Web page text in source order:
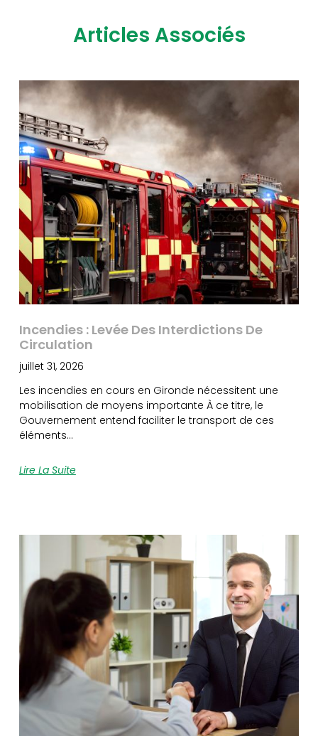
Articles Associés
Incendies : Levée Des Interdictions De
Circulation
juillet 31, 2026
Les incendies en cours en Gironde nécessitent une
mobilisation de moyens importante À ce titre, le
Gouvernement entend faciliter le transport de ces
éléments…
Lire La Suite